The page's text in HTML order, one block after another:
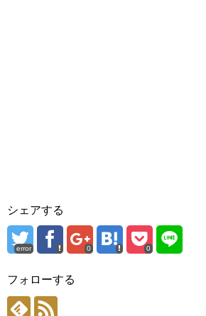
シェアする
error 0 0
フォローする